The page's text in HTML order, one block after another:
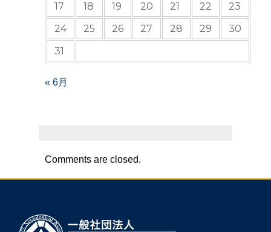
17
18 19 20 21 22
23
24
25 26 27 28 29
30
31
« 6月
Comments are closed.